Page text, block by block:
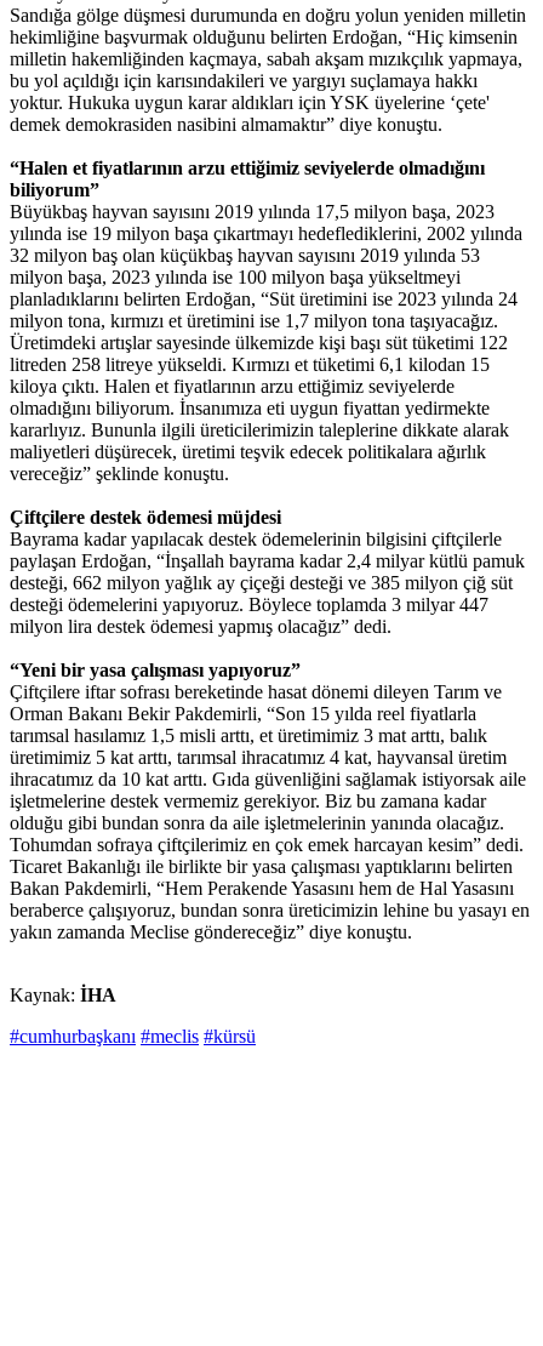
Sandığa gölge düşmesi durumunda en doğru yolun yeniden milletin
hekimliğine başvurmak olduğunu belirten Erdoğan, “Hiç kimsenin
milletin hakemliğinden kaçmaya, sabah akşam mızıkçılık yapmaya,
bu yol açıldığı için karısındakileri ve yargıyı suçlamaya hakkı
yoktur. Hukuka uygun karar aldıkları için YSK üyelerine ‘çete'
demek demokrasiden nasibini almamaktır” diye konuştu.
“Halen et fiyatlarının arzu ettiğimiz seviyelerde olmadığını
biliyorum”
Büyükbaş hayvan sayısını 2019 yılında 17,5 milyon başa, 2023
yılında ise 19 milyon başa çıkartmayı hedeflediklerini, 2002 yılında
32 milyon baş olan küçükbaş hayvan sayısını 2019 yılında 53
milyon başa, 2023 yılında ise 100 milyon başa yükseltmeyi
planladıklarını belirten Erdoğan, “Süt üretimini ise 2023 yılında 24
milyon tona, kırmızı et üretimini ise 1,7 milyon tona taşıyacağız.
Üretimdeki artışlar sayesinde ülkemizde kişi başı süt tüketimi 122
litreden 258 litreye yükseldi. Kırmızı et tüketimi 6,1 kilodan 15
kiloya çıktı. Halen et fiyatlarının arzu ettiğimiz seviyelerde
olmadığını biliyorum. İnsanımıza eti uygun fiyattan yedirmekte
kararlıyız. Bununla ilgili üreticilerimizin taleplerine dikkate alarak
maliyetleri düşürecek, üretimi teşvik edecek politikalara ağırlık
vereceğiz” şeklinde konuştu.
Çiftçilere destek ödemesi müjdesi
Bayrama kadar yapılacak destek ödemelerinin bilgisini çiftçilerle
paylaşan Erdoğan, “İnşallah bayrama kadar 2,4 milyar kütlü pamuk
desteği, 662 milyon yağlık ay çiçeği desteği ve 385 milyon çiğ süt
desteği ödemelerini yapıyoruz. Böylece toplamda 3 milyar 447
milyon lira destek ödemesi yapmış olacağız” dedi.
“Yeni bir yasa çalışması yapıyoruz”
Çiftçilere iftar sofrası bereketinde hasat dönemi dileyen Tarım ve
Orman Bakanı Bekir Pakdemirli, “Son 15 yılda reel fiyatlarla
tarımsal hasılamız 1,5 misli arttı, et üretimimiz 3 mat arttı, balık
üretimimiz 5 kat arttı, tarımsal ihracatımız 4 kat, hayvansal üretim
ihracatımız da 10 kat arttı. Gıda güvenliğini sağlamak istiyorsak aile
işletmelerine destek vermemiz gerekiyor. Biz bu zamana kadar
olduğu gibi bundan sonra da aile işletmelerinin yanında olacağız.
Tohumdan sofraya çiftçilerimiz en çok emek harcayan kesim” dedi.
Ticaret Bakanlığı ile birlikte bir yasa çalışması yaptıklarını belirten
Bakan Pakdemirli, “Hem Perakende Yasasını hem de Hal Yasasını
beraberce çalışıyoruz, bundan sonra üreticimizin lehine bu yasayı en
yakın zamanda Meclise göndereceğiz” diye konuştu.
Kaynak: İHA
#cumhurbaşkanı #meclis #kürsü